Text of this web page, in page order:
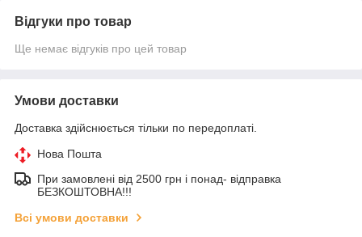
Відгуки про товар
Ще немає відгуків про цей товар
Умови доставки
Доставка здійснюється тільки по передоплаті.
Нова Пошта
При замовлені від 2500 грн і понад- відправка
БЕЗКОШТОВНА!!!
Всі умови доставки